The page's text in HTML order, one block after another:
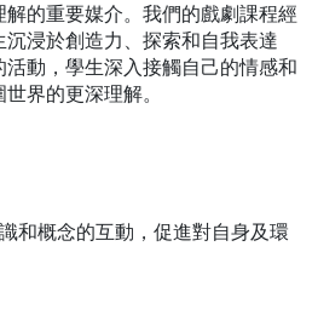
的重要媒介。我們的戲劇課程經
浸於創造力、探索和自我表達
動，學生深入接觸自己的情感和
界的更深理解。
概念的互動，促進對自身及環